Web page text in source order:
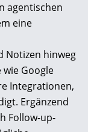
agentischen
eine
Notizen hinweg
Google
Integrationen,
Ergänzend
Follow-up-